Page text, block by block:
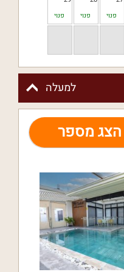
פנוי
פנוי
פנוי
למעלה
הצג מספר